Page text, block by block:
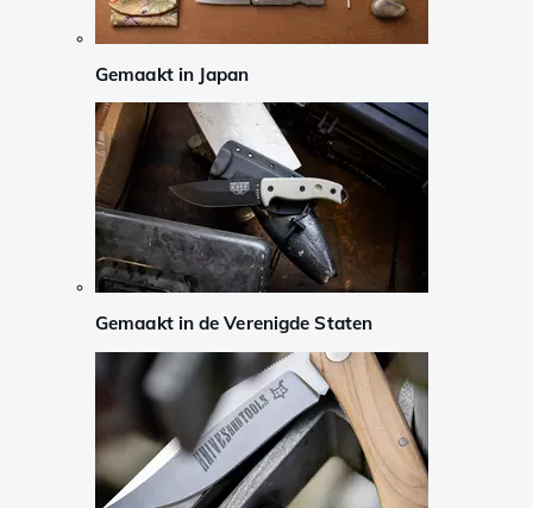
Gemaakt in Japan
Gemaakt in de Verenigde Staten